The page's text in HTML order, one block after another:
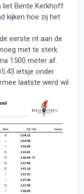
liet Bente Kerkhoff
kijken hoe zij het
eerste rit aan de
met te sterk
1500 meter af.
ietsje onder
laatste werd wil